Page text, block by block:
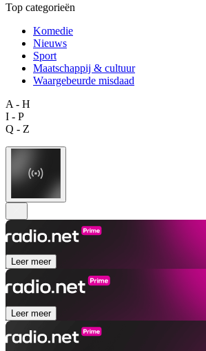
Top categorieën
Komedie
Nieuws
Sport
Maatschappij & cultuur
Waargebeurde misdaad
A - H
I - P
Q - Z
Leer meer
Leer meer